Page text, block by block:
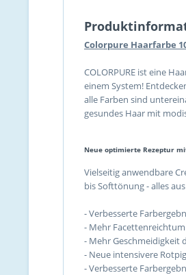
Colorpure Haarfarbe
COLORPURE ist eine
einem System!
alle Farben sind
gesundes Haar mit
Neue optimierte Rezeptur
Vielseitig anwendbare
bis Softtönung - alles
- Verbesserte
- Mehr
- Mehr Geschmeidigkeit
- Neue intensivere
- Verbesserte